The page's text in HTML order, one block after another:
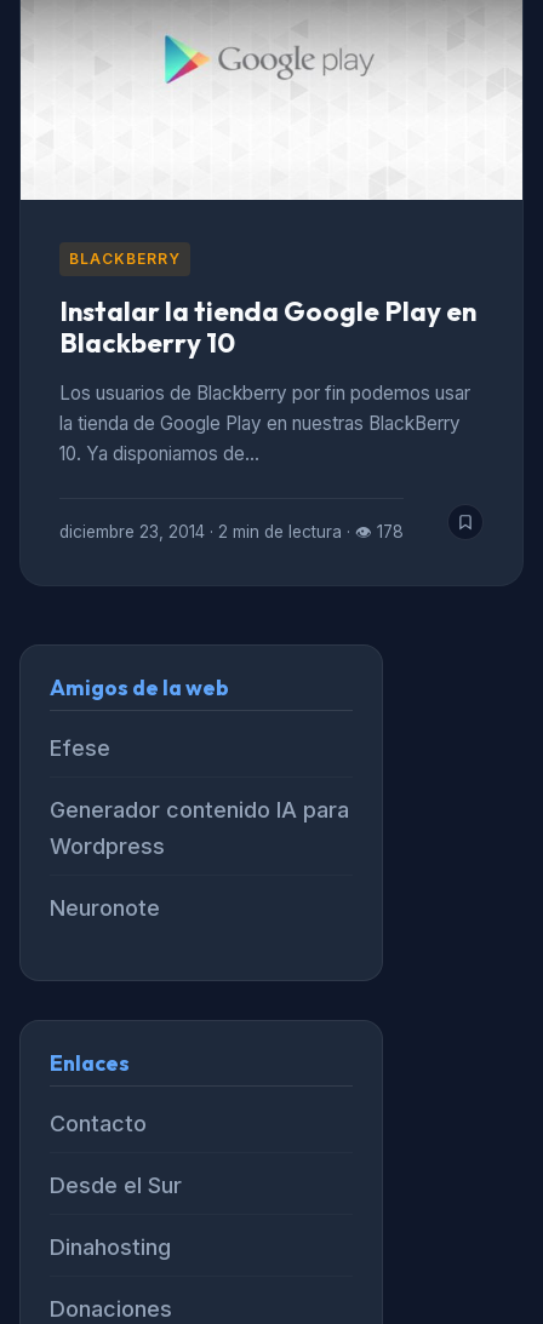
BLACKBERRY
Instalar la tienda Google Play en
Blackberry 10
Los usuarios de Blackberry por fin podemos usar
la tienda de Google Play en nuestras BlackBerry
10. Ya disponiamos de…
diciembre 23, 2014 · 2 min de lectura · 👁 178
Amigos de la web
Efese
Generador contenido IA para
Wordpress
Neuronote
Enlaces
Contacto
Desde el Sur
Dinahosting
Donaciones